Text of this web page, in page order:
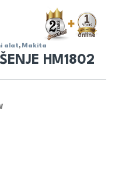
alat, Makita
HM1802